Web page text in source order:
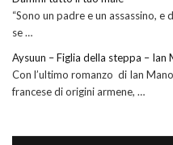
“Sono un padre e un assassino,
se …
Aysuun – Figlia della steppa – Ian
Con l’ultimo romanzo di Ian
francese di origini armene, …